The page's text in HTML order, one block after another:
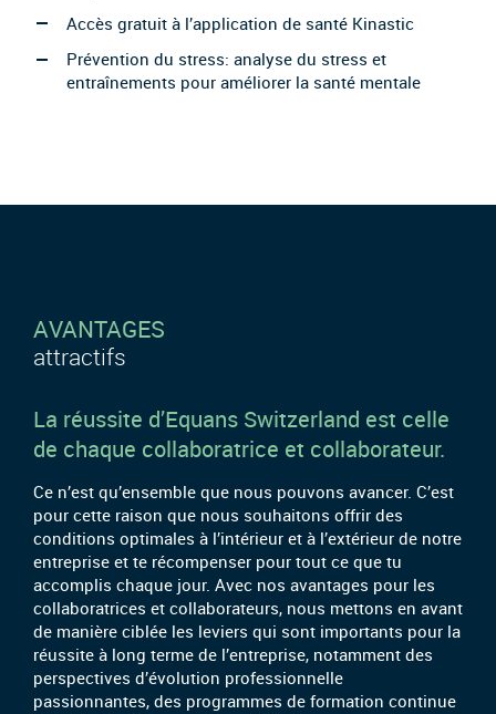
Accès gratuit à l’application de santé Kinastic
Prévention du stress: analyse du stress et
entraînements pour améliorer la santé mentale
AVANTAGES
attractifs
La réussite d’Equans Switzerland est celle
de chaque collaboratrice et collaborateur.
Ce n’est qu’ensemble que nous pouvons avancer. C’est
pour cette raison que nous souhaitons offrir des
conditions optimales à l’intérieur et à l’extérieur de notre
entreprise et te récompenser pour tout ce que tu
accomplis chaque jour. Avec nos avantages pour les
collaboratrices et collaborateurs, nous mettons en avant
de manière ciblée les leviers qui sont importants pour la
réussite à long terme de l’entreprise, notamment des
perspectives d’évolution professionnelle
passionnantes, des programmes de formation continue